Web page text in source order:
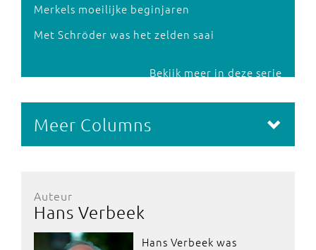
Merkels moeilijke beginjaren
Met Schröder was het zelden saai
Bekijk meer in deze serie
Meer Columns
Auteur
Hans Verbeek
Hans Verbeek was